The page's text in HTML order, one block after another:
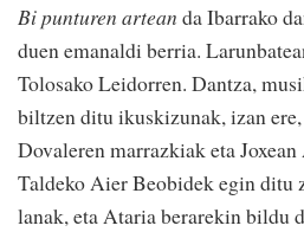
Bi punturen artean da Ibarrako
duen emanaldi berria.
Tolosako Leidorren. Dantza,
biltzen ditu ikuskizunak, izan
Dovaleren marrazkiak eta
Taldeko Aier Beobidek egin ditu
lanak, eta Ataria berarekin bildu